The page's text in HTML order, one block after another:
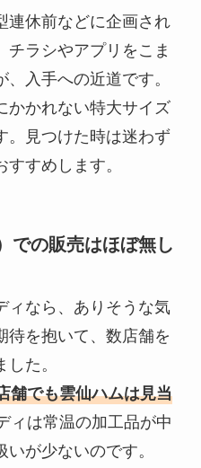
連休前などに企画され
チラシやアプリをこま
入手への近道です。
かかれない特大サイズ
。見つけた時は迷わず
すめします。
での販売はほぼ無し
ィなら、ありそうな気
待を抱いて、数店舗を
た。
舗でも雲仙ハムは見当
ィは常温の加工品が中
が少ないのです。